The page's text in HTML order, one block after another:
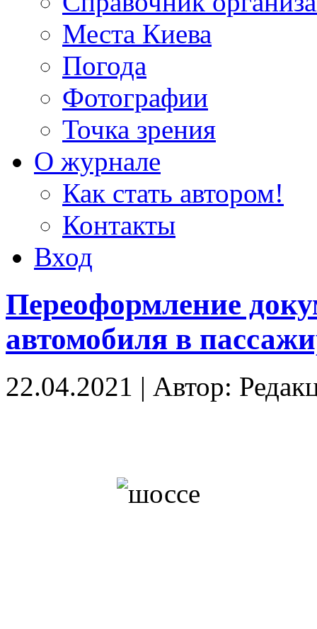
Места Киева
Погода
Фотографии
Точка зрения
О журнале
Как стать автором!
Контакты
Вход
Переоформление
автомобиля в
22.04.2021 | Автор: